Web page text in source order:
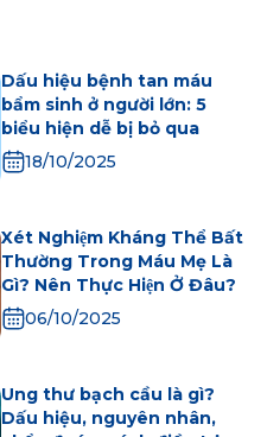
Dấu hiệu bệnh tan máu
bẩm sinh ở người lớn: 5
biểu hiện dễ bị bỏ qua
18/10/2025
Xét Nghiệm Kháng Thể Bất
Thường Trong Máu Mẹ Là
Gì? Nên Thực Hiện Ở Đâu?
06/10/2025
Ung thư bạch cầu là gì?
Dấu hiệu, nguyên nhân,